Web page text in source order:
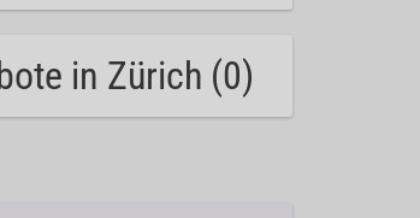
in Zürich (0)